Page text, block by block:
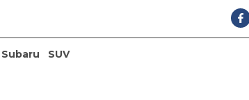
Subaru SUV